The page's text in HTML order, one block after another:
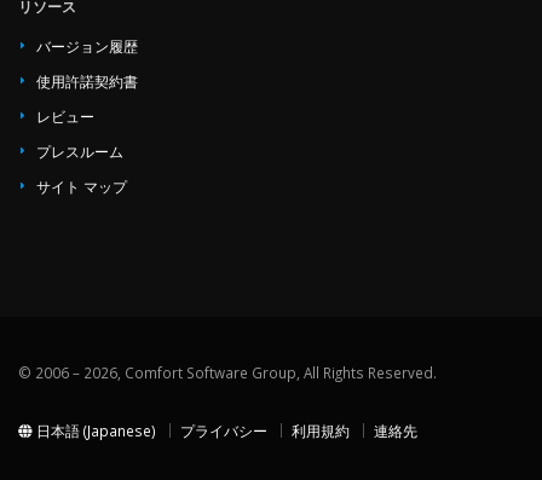
リソース
バージョン履歴
使用許諾契約書
レビュー
プレスルーム
サイト マップ
© 2006 – 2026, Comfort Software Group, All Rights Reserved.
日本語 (Japanese) プライバシー 利用規約 連絡先